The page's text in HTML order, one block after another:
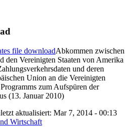
Abkommen zwischen
den Vereinigten Staaten von Amerika
und deren
Union an die Vereinigten
zum Aufspüren der
(13. Januar 2010)
aktualisiert: Mar 7, 2014 - 00:13
Wirtschaft